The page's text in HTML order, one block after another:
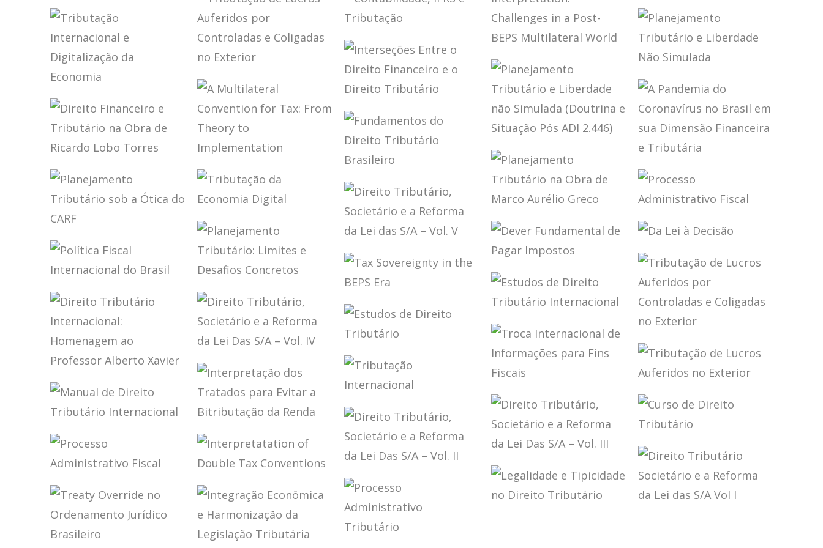
BIFANO
DO DIREITO
TRIBUTÁRIO
(ATUALIZAÇÃO)
ED.)
TRIBUTÁRIO SOB
A ÓTICA DO CARF TRIBUTAÇÃO,
FINANÇAS
PÚBLICAS E
DESENVOLVIMENTO
(ENSAIOS)
FUNDAMENTOS
DO DIREITO
TRIBUTÁRIO
BRASILEIRO (2
ED.)
INTERNACIONAL
BRASILEIRA
TAX TREATY
INTERPRETATION:
CHALLENGES IN
A POST-BEPS
MULTILATERAL
WORLD
TRIBUTAÇÃO DE
LUCROS
AUFERIDOS POR
CONTROLADAS E
COLIGADAS NO
EXTERIOR
CONTABILIDADE,
IFRS E
TRIBUTAÇÃO
TRIBUTAÇÃO
INTERNACIONAL
E DIGITALIZAÇÃO
DA ECONOMIA
PLANEJAMENTO
TRIBUTÁRIO E
LIBERDADE NÃO
SIMULADA
INTERSEÇÕES
ENTRE O DIREITO
FINANCEIRO E O
DIREITO
TRIBUTÁRIO
PLANEJAMENTO
TRIBUTÁRIO E
LIBERDADE NÃO
SIMULADA
(DOUTRINA E
ADI 2.446)
A MULTILATERAL
CONVENTION
FOR TAX: FROM
IMPLEMENTATION
A PANDEMIA DO
CORONAVÍRUS
NO BRASIL EM
FINANCEIRA E
TRIBUTÁRIA
DIREITO
FINANCEIRO E
TRIBUTÁRIO NA
OBRA DE
RICARDO LOBO
FUNDAMENTOS
DO DIREITO
TRIBUTÁRIO
BRASILEIRO PLANEJAMENTO
TRIBUTÁRIO NA
OBRA DE MARCO
PLANEJAMENTO
TRIBUTÁRIO SOB
A ÓTICA DO CARF
TRIBUTAÇÃO DA
ECONOMIA
DIGITAL
PROCESSO
ADMINISTRATIVO
DIREITO
TRIBUTÁRIO,
SOCIETÁRIO E A
DAS S/A – VOL. V
PLANEJAMENTO
TRIBUTÁRIO:
LIMITES E
DESAFIOS
CONCRETOS
DEVER
FUNDAMENTAL
DE PAGAR
DA LEI À DECISÃO
POLÍTICA FISCAL
INTERNACIONAL
DO BRASIL
TAX
SOVEREIGNTY IN
THE BEPS ERA
TRIBUTAÇÃO DE
LUCROS
AUFERIDOS POR
COLIGADAS NO
EXTERIOR
ESTUDOS DE
DIREITO
TRIBUTÁRIO
INTERNACIONAL
DIREITO
TRIBUTÁRIO
INTERNACIONAL:
PROFESSOR
ALBERTO XAVIER
DIREITO
TRIBUTÁRIO,
SOCIETÁRIO E A
REFORMA DA LEI
DAS S/A – VOL. IV
ESTUDOS DE
DIREITO
TRIBUTÁRIO
TROCA
INTERNACIONAL
DE
INFORMAÇÕES
PARA FINS
TRIBUTAÇÃO DE
LUCROS
AUFERIDOS NO
TRIBUTAÇÃO
INTERNACIONAL
INTERPRETAÇÃO
DOS TRATADOS
PARA EVITAR A
DA RENDA
MANUAL DE
DIREITO
TRIBUTÁRIO DIREITO
TRIBUTÁRIO,
SOCIETÁRIO E A
CURSO DE
DIREITO
TRIBUTÁRIO
DIREITO
TRIBUTÁRIO,
SOCIETÁRIO E A
REFORMA DA LEI
DAS S/A – VOL. II
PROCESSO
ADMINISTRATIVO
FISCAL
INTERPRETATATION
OF DOUBLE TAX
CONVENTIONS